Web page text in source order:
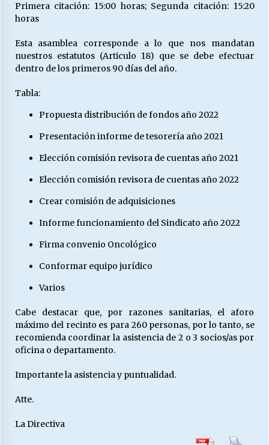
Primera citación: 15:00 horas; Segunda citación: 15:20
horas
Esta asamblea corresponde a lo que nos mandatan
nuestros estatutos (Articulo 18) que se debe efectuar
dentro de los primeros 90 días del año.
Tabla:
Propuesta distribución de fondos año 2022
Presentación informe de tesorería año 2021
Elección comisión revisora de cuentas año 2021
Elección comisión revisora de cuentas año 2022
Crear comisión de adquisiciones
Informe funcionamiento del Sindicato año 2022
Firma convenio Oncológico
Conformar equipo jurídico
Varios
Cabe destacar que, por razones sanitarias, el aforo
máximo del recinto es para 260 personas, por lo tanto, se
recomienda coordinar la asistencia de 2 o 3 socios/as por
oficina o departamento.
Importante la asistencia y puntualidad.
Atte.
La Directiva